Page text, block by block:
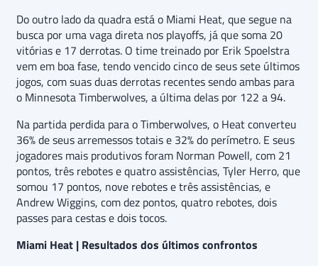
Do outro lado da quadra está o Miami Heat, que segue na
busca por uma vaga direta nos playoffs, já que soma 20
vitórias e 17 derrotas. O time treinado por Erik Spoelstra
vem em boa fase, tendo vencido cinco de seus sete últimos
jogos, com suas duas derrotas recentes sendo ambas para
o Minnesota Timberwolves, a última delas por 122 a 94.
Na partida perdida para o Timberwolves, o Heat converteu
36% de seus arremessos totais e 32% do perímetro. E seus
jogadores mais produtivos foram Norman Powell, com 21
pontos, três rebotes e quatro assistências, Tyler Herro, que
somou 17 pontos, nove rebotes e três assistências, e
Andrew Wiggins, com dez pontos, quatro rebotes, dois
passes para cestas e dois tocos.
Miami Heat | Resultados dos últimos confrontos